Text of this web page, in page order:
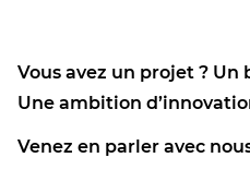
Vous avez un projet ? Un
Une ambition
Venez en parler avec